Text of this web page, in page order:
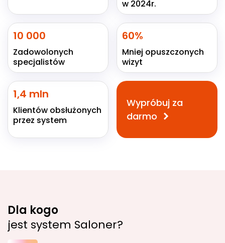
w 2024r.
10 000
Zadowolonych
specjalistów
60%
Mniej opuszczonych
wizyt
1,4 mln
Klientów obsłużonych
przez system
Wypróbuj za
darmo
Dla kogo
jest system Saloner?